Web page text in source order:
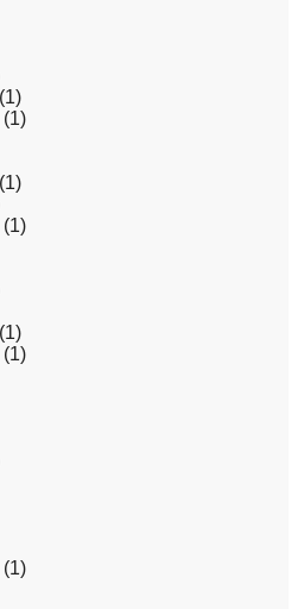
(1)
(1)
(1)
(1)
(1)
(1)
(1)